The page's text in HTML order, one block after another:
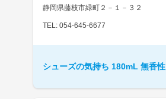
静岡県藤枝市緑町２－１－３２
TEL: 054-645-6677
シューズの気持ち 180mL 無香性